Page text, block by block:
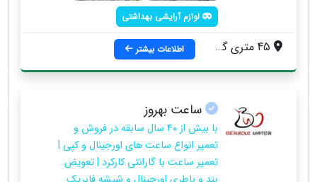
لوازم آرایشی بهداشتی
اطلاعات بیشتر
ساعت بهروز
با بیش از ۴۰ سال سابقه در فروش و
تعمیر انواع ساعت های اورجینال و کپی |
تعمیر ساعت با گارانتی کارکرد | تعویض